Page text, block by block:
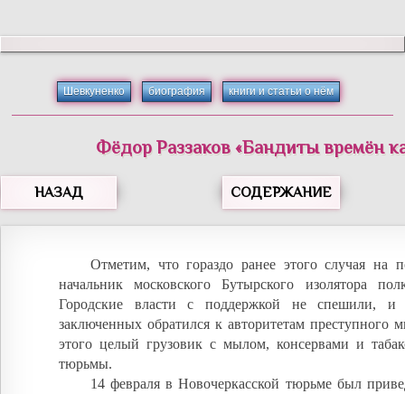
Шевкуненко биография книги и статьи о нём
Фёдор Раззаков«Бандиты времён
НАЗАД СОДЕРЖАНИЕ
Отметим, что гораздо ранее этого случая на
начальник московского Бутырского изолятора
Городские власти с поддержкой не спешили, и
заключенных обратился к авторитетам преступного
этого целый грузовик с мылом, консервами и
тюрьмы.
14 февраля в Новочеркасской тюрьме был